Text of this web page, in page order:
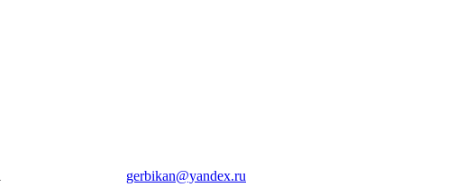
gerbikan@yandex.ru